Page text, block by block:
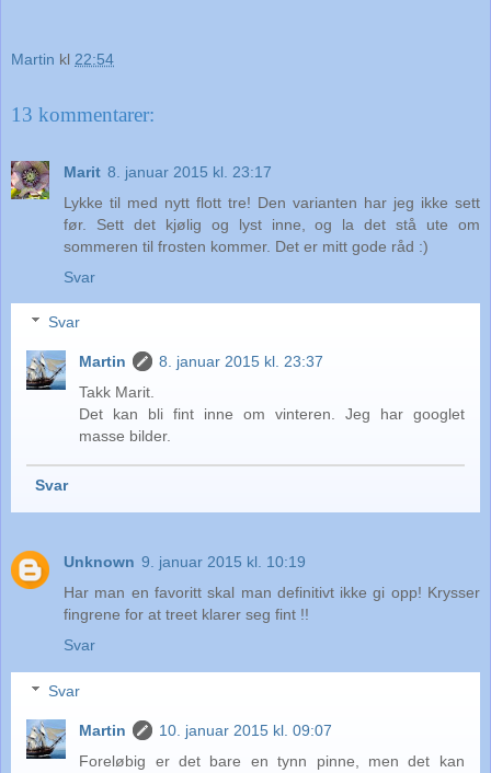
Martin kl 22:54
13 kommentarer:
Marit 8. januar 2015 kl. 23:17
Lykke til med nytt flott tre! Den varianten har jeg ikke sett
før. Sett det kjølig og lyst inne, og la det stå ute om
sommeren til frosten kommer. Det er mitt gode råd :)
Svar
Svar
Martin
8. januar 2015 kl. 23:37
Takk Marit.
Det kan bli fint inne om vinteren. Jeg har googlet
masse bilder.
Svar
Unknown 9. januar 2015 kl. 10:19
Har man en favoritt skal man definitivt ikke gi opp! Krysser
fingrene for at treet klarer seg fint !!
Svar
Svar
Martin
10. januar 2015 kl. 09:07
Foreløbig er det bare en tynn pinne, men det kan